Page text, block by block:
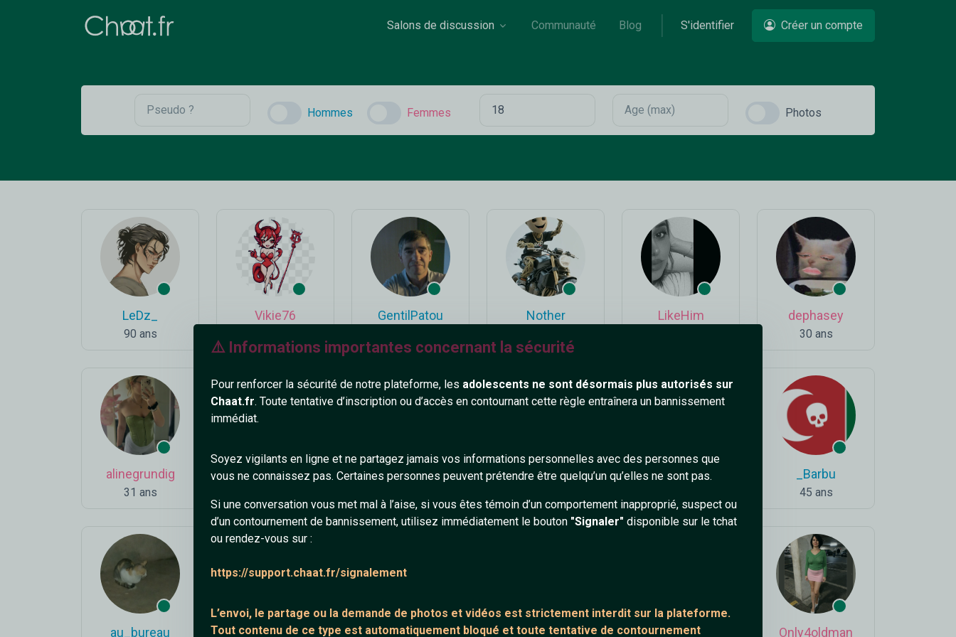
⚠️ Informations importantes concernant la sécurité
Pour renforcer la sécurité de notre plateforme, les adolescents ne sont désormais plus autorisés sur
Chaat.fr. Toute tentative d’inscription ou d’accès en contournant cette règle entraînera un bannissement
immédiat.
Soyez vigilants en ligne et ne partagez jamais vos informations personnelles avec des personnes que
vous ne connaissez pas. Certaines personnes peuvent prétendre être quelqu’un qu’elles ne sont pas.
Si une conversation vous met mal à l’aise, si vous êtes témoin d’un comportement inapproprié, suspect ou
d’un contournement de bannissement, utilisez immédiatement le bouton "Signaler" disponible sur le tchat
ou rendez-vous sur :
https://support.chaat.fr/signalement
L’envoi, le partage ou la demande de photos et vidéos est strictement interdit sur la plateforme.
Tout contenu de ce type est automatiquement bloqué et toute tentative de contournement
Salons de discussion Communauté Blog S'identifier Créer un compte
Hommes Femmes Photos
LeDz_
90 ans
Vikie76 GentilPatou Nother LikeHim dephasey
30 ans
alinegrundig
31 ans
Corsica Mikaelsympa Afifa Palmsprings _Barbu
45 ans
au_bureau Romy13000 aigle Fred_F LaBlonde Only4oldman